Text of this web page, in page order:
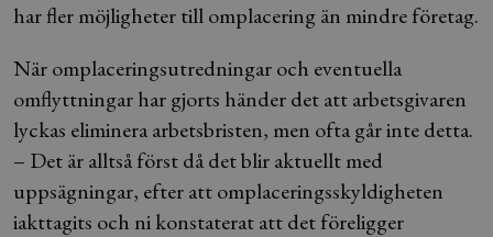
har fler möjligheter till omplacering än mindre företag.
När omplaceringsutredningar och eventuella
omflyttningar har gjorts händer det att arbetsgivaren
lyckas eliminera arbetsbristen, men ofta går inte detta.
– Det är alltså först då det blir aktuellt med
uppsägningar, efter att omplaceringsskyldigheten
iakttagits och ni konstaterat att det föreligger